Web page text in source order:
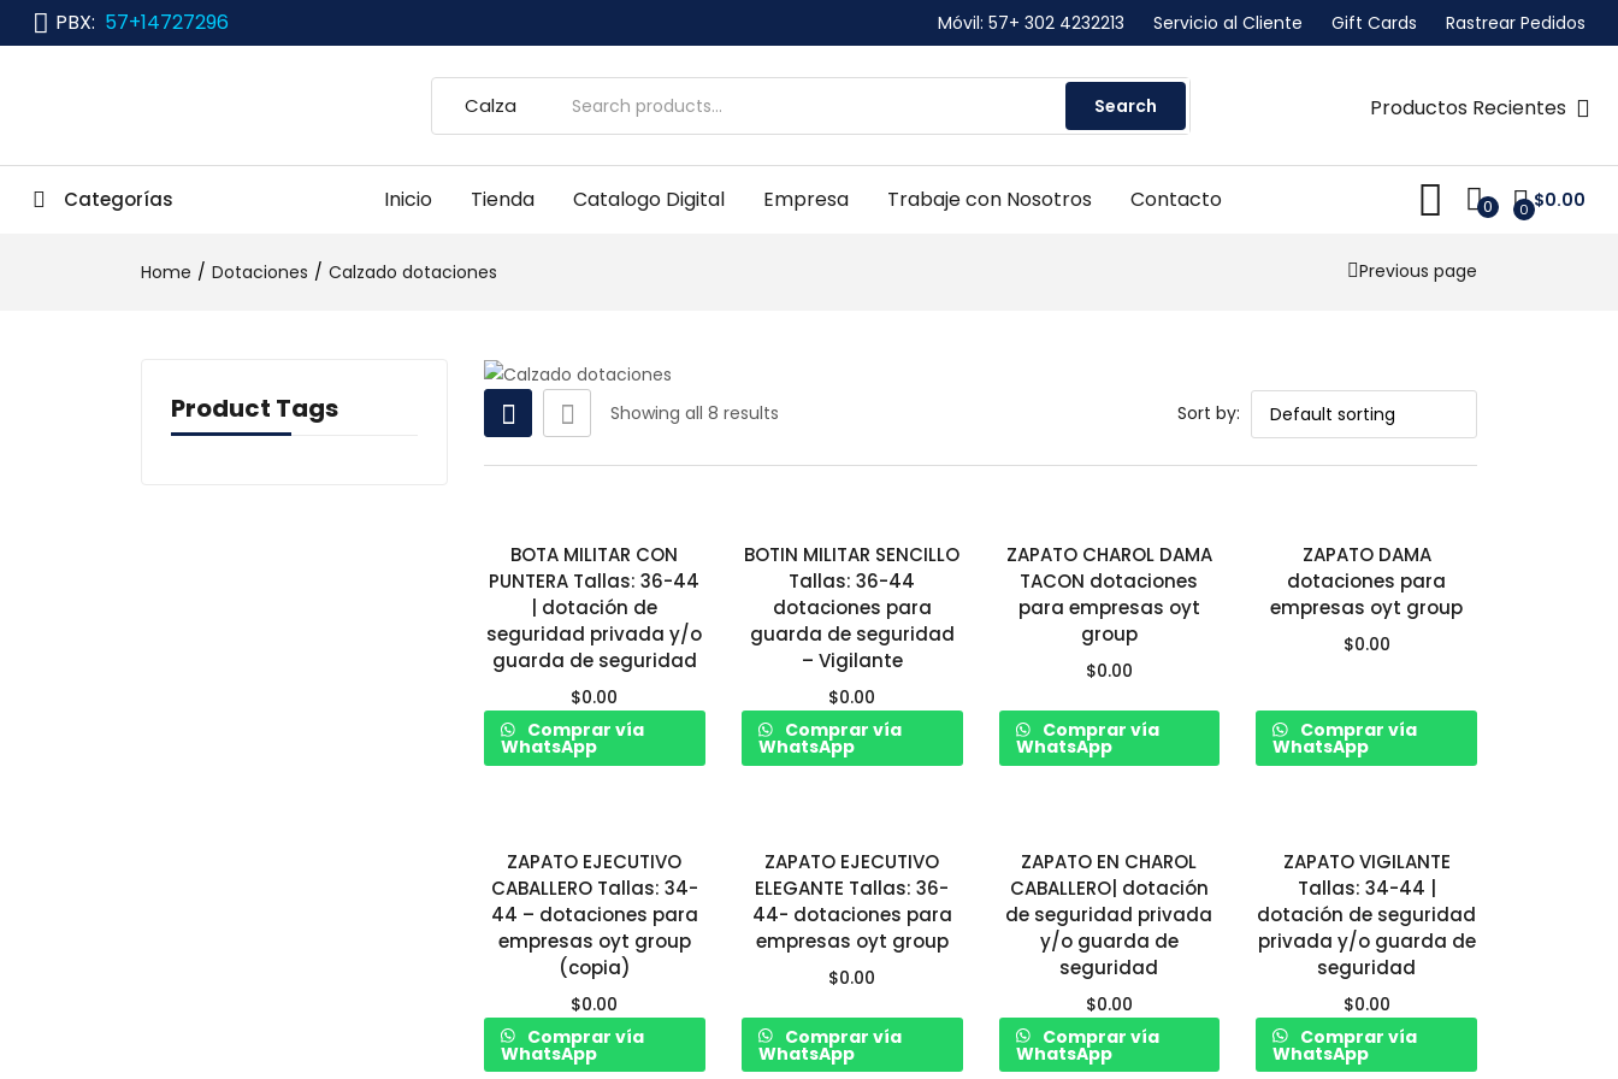
PBX: 57+14727296 Móvil: 57+ 302 4232213 Servicio al Cliente Gift Cards Rastrear Pedidos
Search Productos Recientes
Categorías Inicio Tienda Catalogo Digital Empresa Trabaje con Nosotros Contacto 0 0 $0.00
Home Dotaciones Calzado dotaciones Previous page
Product Tags Showing all 8 results Sort by:
BOTA MILITAR CON
PUNTERA Tallas: 36-44
| dotación de
seguridad privada y/o
guarda de seguridad
$0.00
Comprar vía
WhatsApp
BOTIN MILITAR SENCILLO
Tallas: 36-44
dotaciones para
guarda de seguridad
– Vigilante
$0.00
Comprar vía
WhatsApp
ZAPATO CHAROL DAMA
TACON dotaciones
para empresas oyt
group
$0.00
Comprar vía
WhatsApp
ZAPATO DAMA
dotaciones para
empresas oyt group
$0.00
Comprar vía
WhatsApp
ZAPATO EJECUTIVO
CABALLERO Tallas: 34-
44 – dotaciones para
empresas oyt group
(copia)
$0.00
Comprar vía
WhatsApp
ZAPATO EJECUTIVO
ELEGANTE Tallas: 36-
44- dotaciones para
empresas oyt group
$0.00
Comprar vía
WhatsApp
ZAPATO EN CHAROL
CABALLERO| dotación
de seguridad privada
y/o guarda de
seguridad
$0.00
Comprar vía
WhatsApp
ZAPATO VIGILANTE
Tallas: 34-44 |
dotación de seguridad
privada y/o guarda de
seguridad
$0.00
Comprar vía
WhatsApp